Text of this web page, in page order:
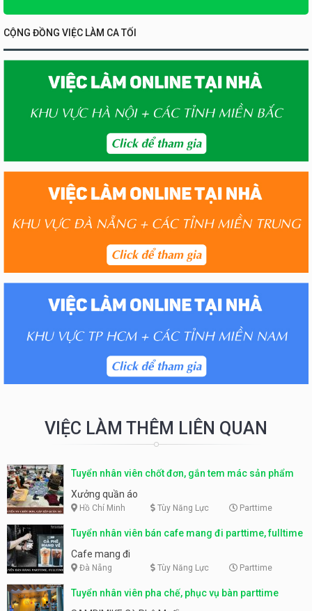
CỘNG ĐỒNG VIỆC LÀM CA TỐI
VIỆC LÀM THÊM LIÊN QUAN
Tuyển nhân viên chốt đơn, gắn tem mác sản phẩm
Xưởng quần áo
Hồ Chí Minh Tùy Năng Lực Parttime
Tuyển nhân viên bán cafe mang đi parttime, fulltime
Cafe mang đi
Đà Nẵng Tùy Năng Lực Parttime
Tuyển nhân viên pha chế, phục vụ bàn parttime